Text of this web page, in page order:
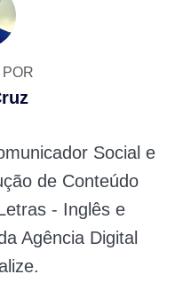
Social e
de Conteúdo
- Inglês e
Agência Digital